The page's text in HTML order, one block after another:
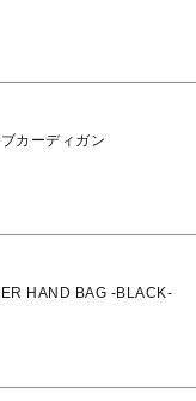
カーディガン
HAND BAG -BLACK-